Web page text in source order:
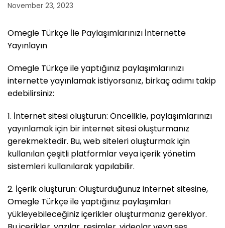
November 23, 2023
Omegle Türkçe İle Paylaşımlarınızı İnternette
Yayınlayın
Omegle Türkçe ile yaptığınız paylaşımlarınızı
internette yayınlamak istiyorsanız, birkaç adımı takip
edebilirsiniz:
1. İnternet sitesi oluşturun: Öncelikle, paylaşımlarınızı
yayınlamak için bir internet sitesi oluşturmanız
gerekmektedir. Bu, web siteleri oluşturmak için
kullanılan çeşitli platformlar veya içerik yönetim
sistemleri kullanılarak yapılabilir.
2. İçerik oluşturun: Oluşturduğunuz internet sitesine,
Omegle Türkçe ile yaptığınız paylaşımları
yükleyebileceğiniz içerikler oluşturmanız gerekiyor.